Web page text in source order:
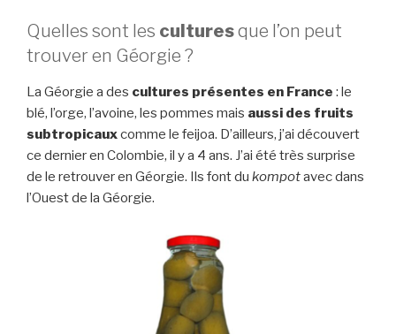
Quelles sont les culturesque l’on peut
trouver en Géorgie ?
La Géorgie a des cultures présentes en France : le
blé, l’orge, l’avoine, les pommes mais aussi des fruits
subtropicauxcomme le feijoa. D’ailleurs, j’ai découvert
ce dernier en Colombie, il y a 4 ans. J’ai été très surprise
de le retrouver en Géorgie. Ils font du kompotavec dans
l’Ouest de la Géorgie.